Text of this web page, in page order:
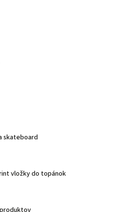
skateboard
vložky do topánok